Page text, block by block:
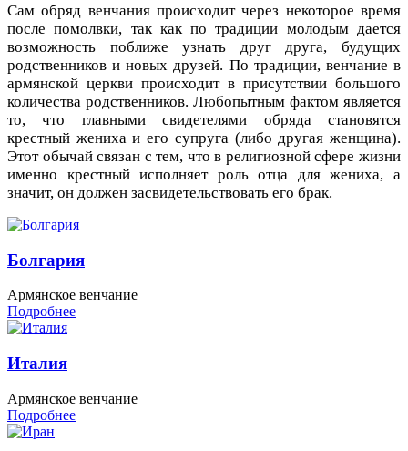
Сам обряд венчания происходит через некоторое время
после помолвки, так как по традиции молодым дается
возможность поближе узнать друг друга, будущих
родственников и новых друзей. По традиции, венчание в
армянской церкви происходит в присутствии большого
количества родственников. Любопытным фактом является
то, что главными свидетелями обряда становятся
крестный жениха и его супруга (либо другая женщина).
Этот обычай связан с тем, что в религиозной сфере жизни
именно крестный исполняет роль отца для жениха, а
значит, он должен засвидетельствовать его брак.
Болгария
Армянское венчание
Подробнее
Италия
Армянское венчание
Подробнее